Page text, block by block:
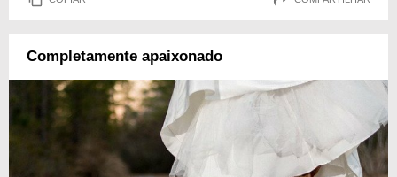
Completamente apaixonado